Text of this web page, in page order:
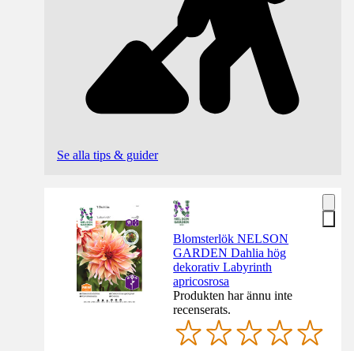
Se alla tips & guider
Blomsterlök NELSON
GARDEN Dahlia hög
dekorativ Labyrinth
apricosrosa
Produkten har ännu inte
recenserats.